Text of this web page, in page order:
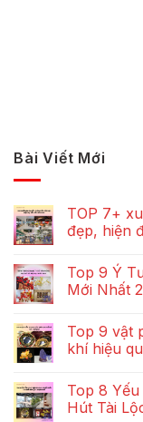
Bài Viết Mới
TOP 7+
đẹp, hiện
Top 9 Ý
Mới Nhất
Top 9 vật
khí hiệu
Top 8
Hút Tài